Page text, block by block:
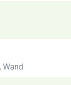
Wand